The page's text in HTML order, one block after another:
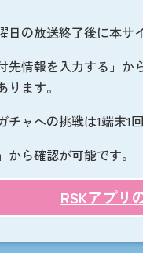
日の放送終了後に本サ
先情報を入力する」
ます。
ャへの挑戦は1端末1
から確認が可能です。
RSKアプリ